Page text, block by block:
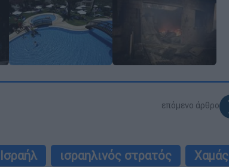
επόμενο άρθρο
Ισραήλ ισραηλινός στρατός
Χαμάς